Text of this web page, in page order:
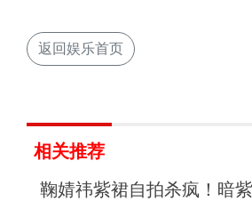
返回娱乐首页
相关推荐
鞠婧祎紫裙自拍杀疯！暗